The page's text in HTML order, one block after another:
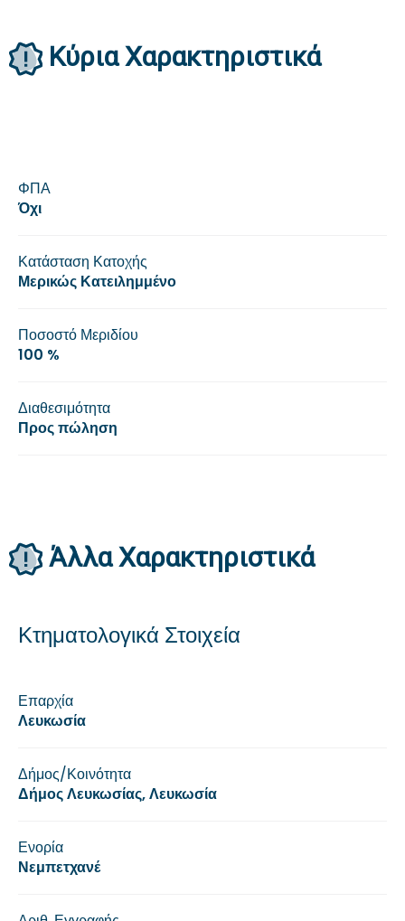
Κύρια Χαρακτηριστικά
ΦΠΑ
Όχι
Κατάσταση Κατοχής
Μερικώς Κατειλημμένο
Ποσοστό Μεριδίου
100 %
Διαθεσιμότητα
Προς πώληση
Άλλα Xαρακτηριστικά
Κτηματολογικά Στοιχεία
Επαρχία
Λευκωσία
Δήμος/Κοινότητα
Δήμος Λευκωσίας, Λευκωσία
Ενορία
Νεμπετχανέ